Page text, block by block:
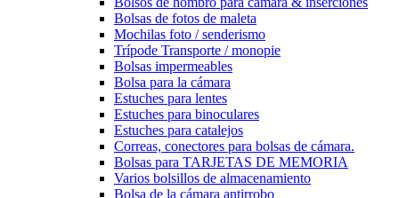
Bolsas de fotos de maleta
Mochilas foto / senderismo
Trípode Transporte / monopie
Bolsas impermeables
Bolsa para la cámara
Estuches para lentes
Estuches para binoculares
Estuches para catalejos
Correas, conectores para bolsas de cámara.
Bolsas para TARJETAS DE MEMORIA
Varios bolsillos de almacenamiento
Bolsa de la cámara antirrobo